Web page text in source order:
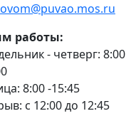
работы:
- четверг: 8:00
8:00 -15:45
с 12:00 до 12:45